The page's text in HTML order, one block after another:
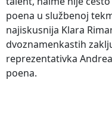
poena u službenoj
najiskusnija Klara
dvoznamenkastih
reprezentativka
poena.